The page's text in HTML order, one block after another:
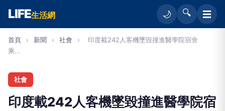
LIFE生活網 🌙 🔍 ☰
首頁 › 新聞 › 社會 ›
印度載242人客機墜毀撞進醫學院宿舍
乘...
社會
印度載242人客機墜毀撞進醫學院宿